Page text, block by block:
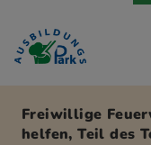
Zur Navigation
Zu den
Freiwillige
helfen, Teil des